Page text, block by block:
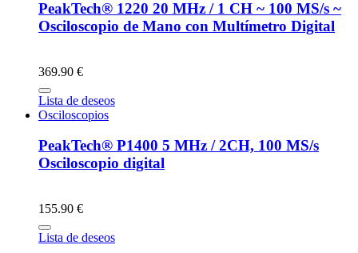
PeakTech® 1220 20 MHz / 1 CH ~ 100 MS/s ~
Osciloscopio de Mano con Multímetro Digital
369.90 €
Lista de deseos
Osciloscopios
PeakTech® P1400 5 MHz / 2CH, 100 MS/s
Osciloscopio digital
155.90 €
Lista de deseos